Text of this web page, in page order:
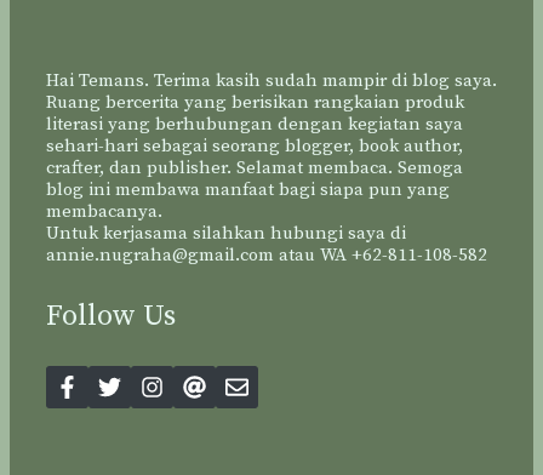
Hai Temans. Terima kasih sudah mampir di blog saya.
Ruang bercerita yang berisikan rangkaian produk
literasi yang berhubungan dengan kegiatan saya
sehari-hari sebagai seorang blogger, book author,
crafter, dan publisher. Selamat membaca. Semoga
blog ini membawa manfaat bagi siapa pun yang
membacanya.
Untuk kerjasama silahkan hubungi saya di
annie.nugraha@gmail.com atau WA +62-811-108-582
Follow Us